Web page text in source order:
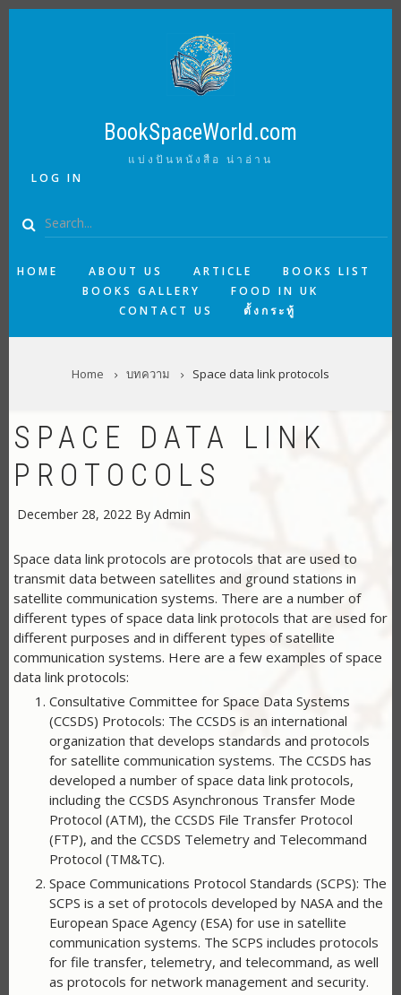
Skip
BookSpaceWorld.com
แบ่งปันหนังสือ น่าอ่าน
USER
LOG IN
Search
MAIN
NAVIGATION
HOME ABOUT US ARTICLE
BOOKS LIST
BOOKS GALLERY
FOOD IN UK
CONTACT US
ตั้งกระทู้
Home บทความ Space data link protocols
SPACE DATA LINK
PROTOCOLS
December 28, 2022 By Admin
Space data link protocols are protocols that are used to
transmit data between satellites and ground stations in
satellite communication systems. There are a number of
different types of space data link protocols that are used for
different purposes and in different types of satellite
communication systems. Here are a few examples of space
data link protocols:
Consultative Committee for Space Data Systems
(CCSDS) Protocols: The CCSDS is an international
organization that develops standards and protocols
for satellite communication systems. The CCSDS has
developed a number of space data link protocols,
including the CCSDS Asynchronous Transfer Mode
Protocol (ATM), the CCSDS File Transfer Protocol
(FTP), and the CCSDS Telemetry and Telecommand
Protocol (TM&TC).
Space Communications Protocol Standards (SCPS): The
SCPS is a set of protocols developed by NASA and the
European Space Agency (ESA) for use in satellite
communication systems. The SCPS includes protocols
for file transfer, telemetry, and telecommand, as well
as protocols for network management and security.